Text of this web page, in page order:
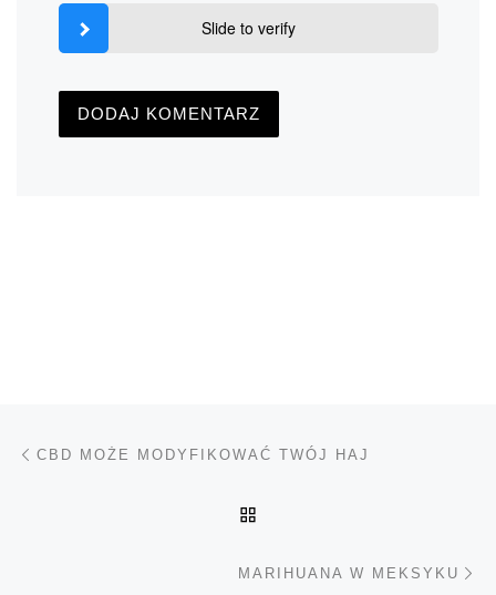
Slide to verify
Nawigacja wpisu
CBD MOŻE MODYFIKOWAĆ TWÓJ HAJ
MARIHUANA W MEKSYKU